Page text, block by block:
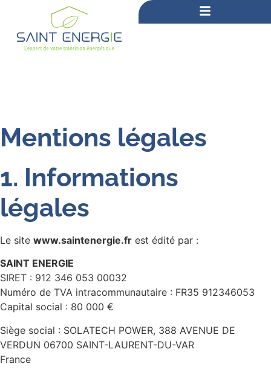
Mentions légales
1. Informations
légales
Le site www.saintenergie.fr est édité par :
SAINT ENERGIE
SIRET : 912 346 053 00032
Numéro de TVA intracommunautaire : FR35 912346053
Capital social : 80 000 €
Siège social : SOLATECH POWER, 388 AVENUE DE
VERDUN 06700 SAINT-LAURENT-DU-VAR
France